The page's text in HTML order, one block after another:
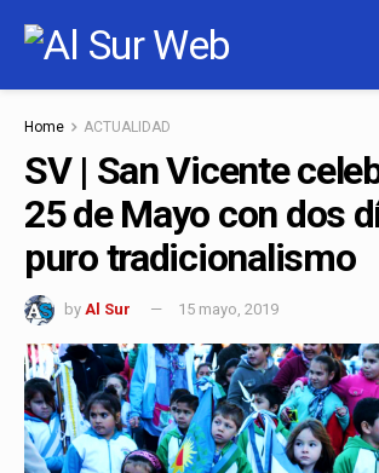
Home ACTUALIDAD
SV | San Vicente
25 de Mayo con dos
puro tradicionalismo
by Al Sur 15 mayo, 2019